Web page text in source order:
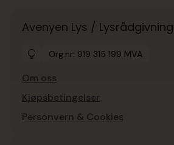
Avenyen Lys / Lysrådgivning
Org.nr: 919 315 199 MVA
Om oss
Kjøpsbetingelser
Personvern & Cookies